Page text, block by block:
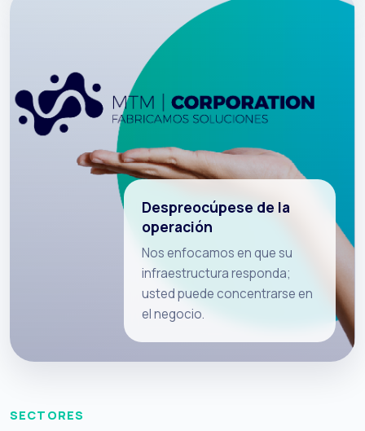
Despreocúpese de la
operación
Nos enfocamos en que su
infraestructura responda;
usted puede concentrarse en
el negocio.
SECTORES